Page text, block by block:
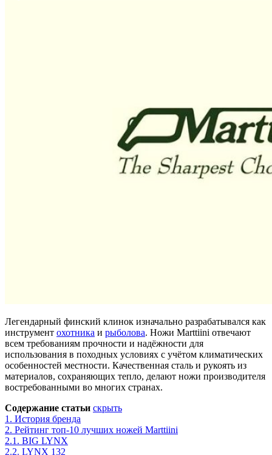
Легендарный финский клинок изначально разрабатывался как
инструмент охотника и рыболова. Ножи Marttiini отвечают
всем требованиям прочности и надёжности для
использования в походных условиях с учётом климатических
особенностей местности. Качественная сталь и рукоять из
материалов, сохраняющих тепло, делают ножи производителя
востребованными во многих странах.
Содержание статьи скрыть
1. История бренда
2. Рейтинг топ-10 лучших ножей Marttiini
2.1. BIG LYNX
2.2. LYNX 132